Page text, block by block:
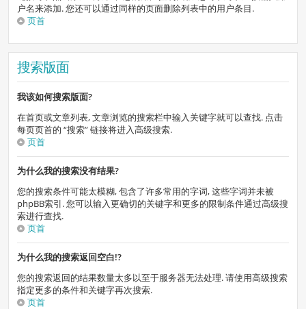
户名来添加. 您还可以通过同样的页面删除列表中的用户条目.
页首
搜索版面
我该如何搜索版面?
在首页或文章列表, 文章浏览的搜索栏中输入关键字就可以查找. 点击
每页页首的 “搜索” 链接将进入高级搜索.
页首
为什么我的搜索没有结果?
您的搜索条件可能太模糊, 包含了许多常用的字词, 这些字词并未被
phpBB索引. 您可以输入更确切的关键字和更多的限制条件通过高级搜
索进行查找.
页首
为什么我的搜索返回空白!?
您的搜索返回的结果数量太多以至于服务器无法处理. 请使用高级搜索
指定更多的条件和关键字再次搜索.
页首